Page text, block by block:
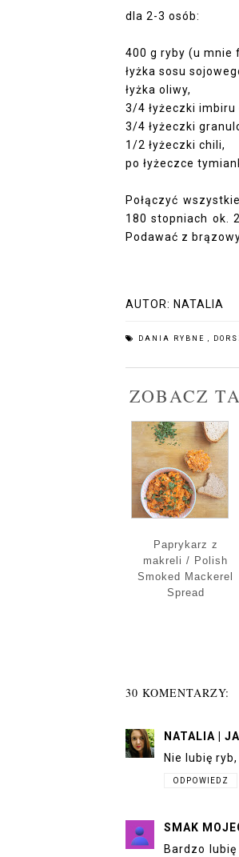
dla 2-3 osób:
400 g ryby (u mnie
łyżka sosu
łyżka oliwy,
3/4 łyżeczki imbiru
3/4 łyżeczki
1/2 łyżeczki chili,
po łyżeczce
Połączyć
180 stopniach ok.
Podawać z
AUTOR: NATALIA
DANIA RYBNE
ZOBACZ
Paprykarz z
makreli / Polish
Smoked Mackerel
Spread
30 KOMENTARZY:
NATALIA |
Nie lubię
ODPOWIEDZ
SMAK
Bardzo